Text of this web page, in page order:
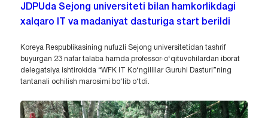
JDPUda Sejong universiteti bilan hamkorlikdagi
xalqaro IT va madaniyat dasturiga start berildi
Koreya Respublikasining nufuzli Sejong universitetidan tashrif
buyurgan 23 nafar talaba hamda professor-o‘qituvchilardan iborat
delegatsiya ishtirokida “WFK IT Ko‘ngillilar Guruhi Dasturi”ning
tantanali ochilish marosimi bo‘lib o‘tdi.